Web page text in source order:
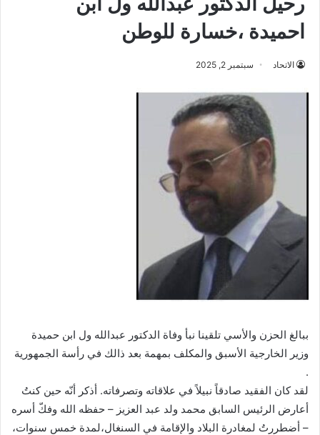
احميدة ،خسارة للوطن
الاتحاد سبتمبر 2, 2025
ببالغ الحزن والأسي تلقينا نبأ وفاة الدكتور عبدالله ول ابن حميدة
وزير الخارجية الأسبق والمكلف بمهمة بعد ذالك في رأسة الجمهورية
.
لقد كان الفقيد صادقاً نبيلاً في علاقاته وتصرفاته. أذكر أنّه حين كنتُ
أعارض الرئيس السابق محمد ولد عبد العزيز – حفظه الله وفكّ أسره
– أضطررتُ لمغادرة البلاد والإقامة في السنغال،لمدة خمس سنوات،